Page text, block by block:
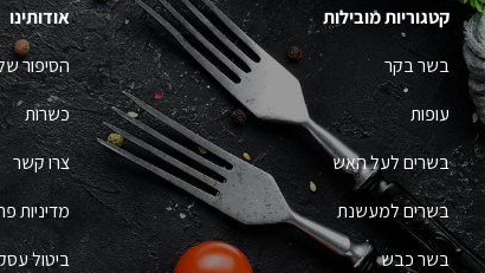
קטגוריות מובילות
בשר בקר
עופות
בשרים לעל האש
בשרים למעשנת
בשר כבש
אודותינו
הסיפור
כשרות
צרו קשר
מדיניות
ביטול